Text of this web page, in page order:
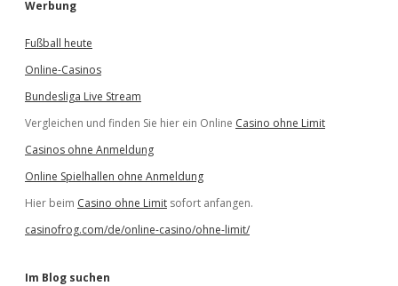
Werbung
Fußball heute
Online-Casinos
Bundesliga Live Stream
Vergleichen und finden Sie hier ein Online Casino ohne Limit
Casinos ohne Anmeldung
Online Spielhallen ohne Anmeldung
Hier beim Casino ohne Limit sofort anfangen.
casinofrog.com/de/online-casino/ohne-limit/
Im Blog suchen